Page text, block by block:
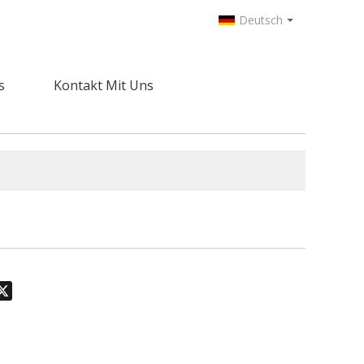
Deutsch
Kontakt Mit Uns